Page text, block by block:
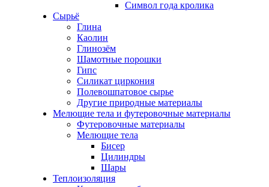
Символ года кролика
Сырьё
Глина
Каолин
Глинозём
Шамотные порошки
Гипс
Силикат циркония
Полевошпатовое сырье
Другие природные материалы
Мелющие тела и футеровочные материалы
Футеровочные материалы
Мелющие тела
Бисер
Цилиндры
Шары
Теплоизоляция